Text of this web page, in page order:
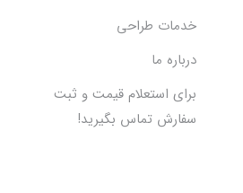
خدمات طراحی
درباره ما
برای استعلام قیمت و ثبت
سفارش تماس بگیرید!